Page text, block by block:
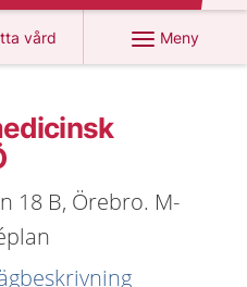
vård
på 1177.se
Meny
18 B, Örebro. M-